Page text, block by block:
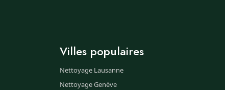
Villes populaires
Nettoyage Lausanne
Nettoyage Genève